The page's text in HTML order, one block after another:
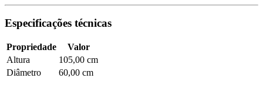
Especificações técnicas
Propriedade
Valor
Altura
105,00 cm
Diâmetro
60,00 cm